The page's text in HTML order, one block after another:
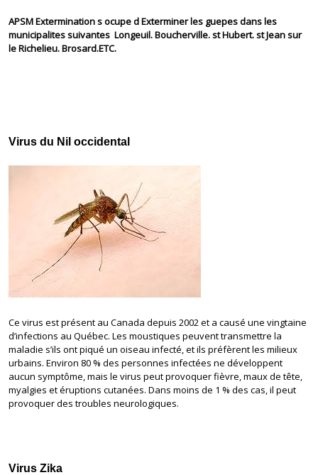
APSM Extermination s ocupe d Exterminer les guepes dans les
municipalites suivantes Longeuil. Boucherville. st Hubert. st Jean sur
le Richelieu. Brosard.ETC.
Virus du Nil occidental
Ce virus est présent au Canada depuis 2002 et a causé une vingtaine
d’infections au Québec. Les moustiques peuvent transmettre la
maladie s’ils ont piqué un oiseau infecté, et ils préfèrent les milieux
urbains. Environ 80 % des personnes infectées ne développent
aucun symptôme, mais le virus peut provoquer fièvre, maux de tête,
myalgies et éruptions cutanées. Dans moins de 1 % des cas, il peut
provoquer des troubles neurologiques.
Virus Zika